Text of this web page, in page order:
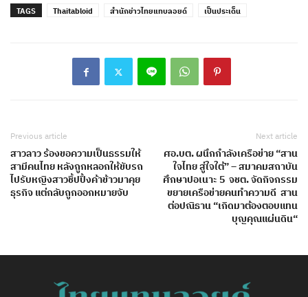
TAGS Thaitabloid สำนักข่าวไทยแทบลอยด์ เป็นประเด็น
Previous article
สาวลาว ร้องขอความเป็นธรรมให้
สามีคนไทย หลังถูกหลอกให้ขับรถ
ไปรับหญิงสาวชิ้ปปิ้งค้าข้าวมาคุย
ธุรกิจ แต่กลับถูกออกหมายจับ
Next article
ศอ.บต. ผนึกกำลังเครือข่าย “สาน
ใจไทย สู่ใจใต้” – สมาคมสถาบัน
ศึกษาปอเนาะ 5 จชต. จัดกิจกรรม
ขยายเครือข่ายคนทำความดี สาน
ต่อปณิธาน “เกิดมาต้องตอบแทน
บุญคุณแผ่นดิน“